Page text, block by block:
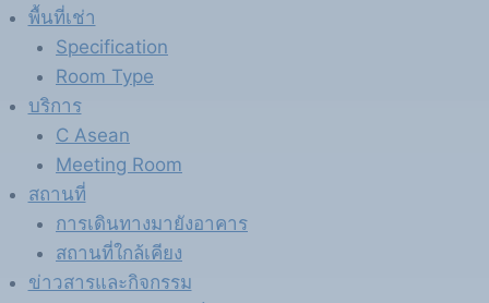
พื้นที่เช่า
Specification
Room Type
บริการ
C Asean
Meeting Room
สถานที่
การเดินทางมายังอาคาร
สถานที่ใกล้เคียง
ข่าวสารและกิจกรรม